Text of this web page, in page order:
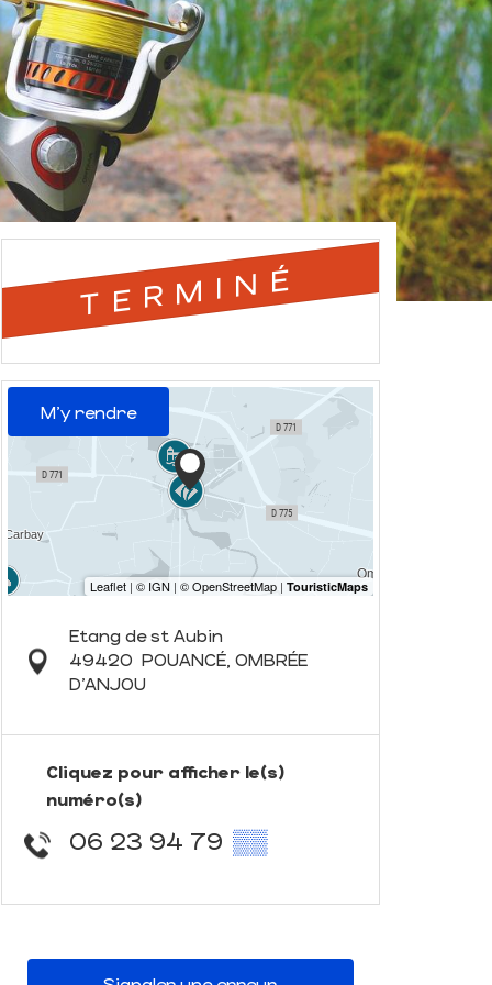
TERMINÉ
M'y rendre
Etang de st Aubin
49420 POUANCÉ, OMBRÉE
D'ANJOU
Cliquez pour afficher le(s)
numéro(s)
06 23 94 79 ▒▒